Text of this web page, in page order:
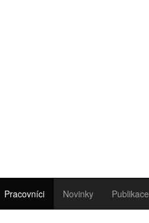
Pracovníci Novinky Publikace